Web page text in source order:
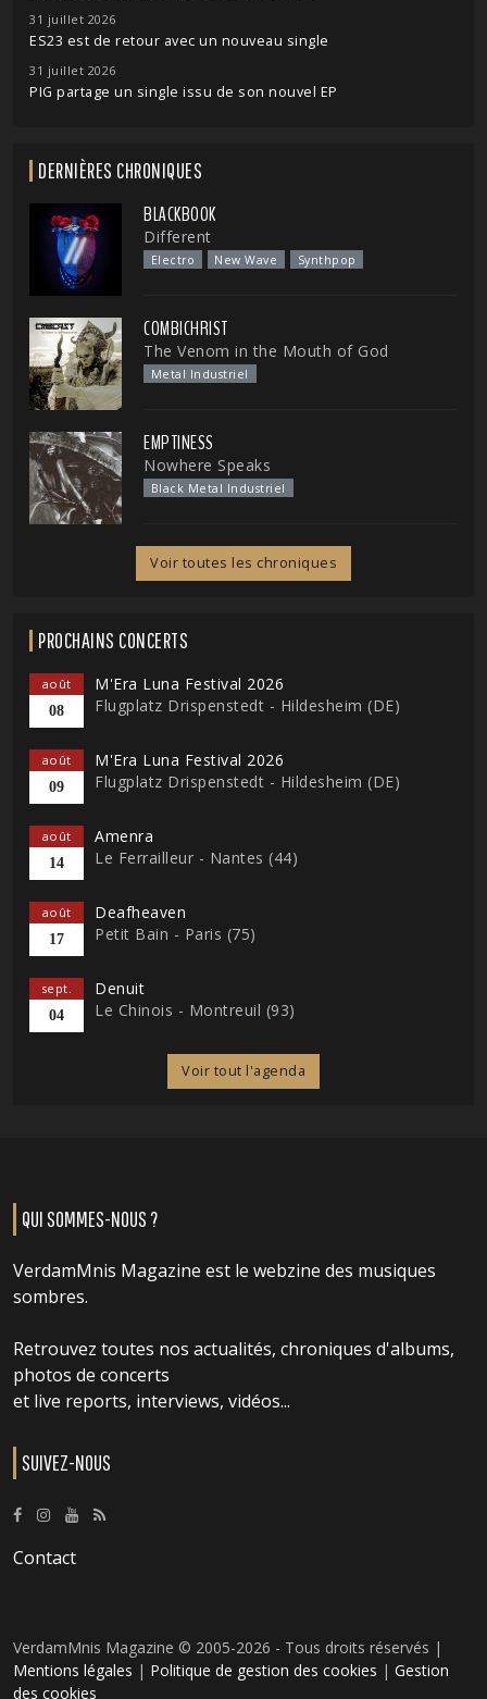
31 juillet 2026
ES23 est de retour avec un nouveau single
31 juillet 2026
PIG partage un single issu de son nouvel EP
DERNIÈRES CHRONIQUES
BLACKBOOK
Different
Electro New Wave Synthpop
COMBICHRIST
The Venom in the Mouth of God
Metal Industriel
EMPTINESS
Nowhere Speaks
Black Metal Industriel
Voir toutes les chroniques
PROCHAINS CONCERTS
août
08
M'Era Luna Festival 2026
Flugplatz Drispenstedt - Hildesheim (DE)
août
09
M'Era Luna Festival 2026
Flugplatz Drispenstedt - Hildesheim (DE)
août
14
Amenra
Le Ferrailleur - Nantes (44)
août
17
Deafheaven
Petit Bain - Paris (75)
sept.
04
Denuit
Le Chinois - Montreuil (93)
Voir tout l'agenda
QUI SOMMES-NOUS ?
VerdamMnis Magazine est le webzine des musiques
sombres.
Retrouvez toutes nos actualités, chroniques d'albums,
photos de concerts
et live reports, interviews, vidéos...
SUIVEZ-NOUS
Contact
VerdamMnis Magazine © 2005-2026 - Tous droits réservés |
Mentions légales | Politique de gestion des cookies | Gestion
des cookies